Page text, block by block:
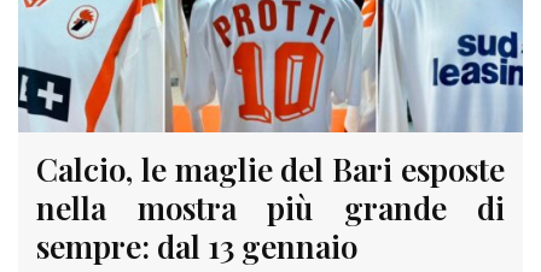
Calcio, le maglie del Bari esposte
nella mostra più grande di
sempre: dal 13 gennaio